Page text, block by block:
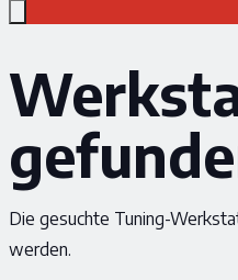
Die gesuchte Tuning-
werden.